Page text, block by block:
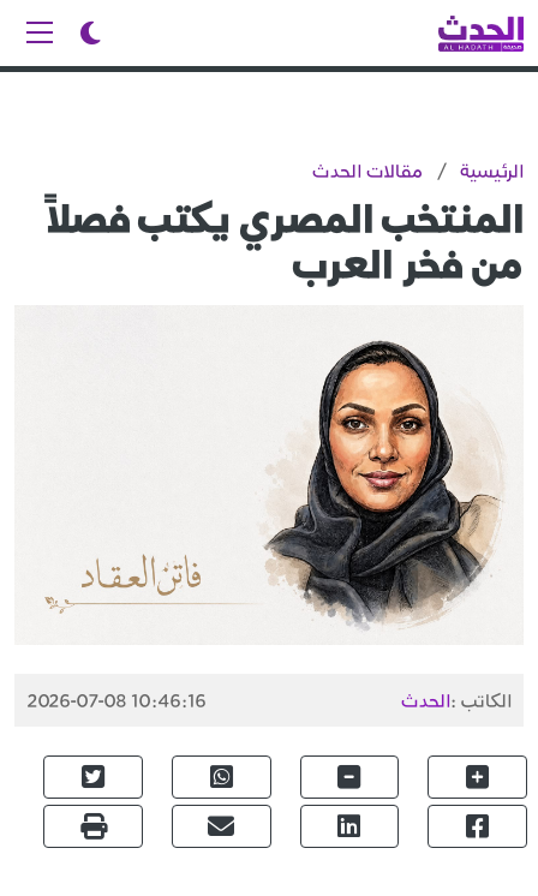
الرئيسية / مقالات الحدث
المنتخب المصري يكتب فصلاً
من فخر العرب
الكاتب :الحدث 2026-07-08 10:46:16